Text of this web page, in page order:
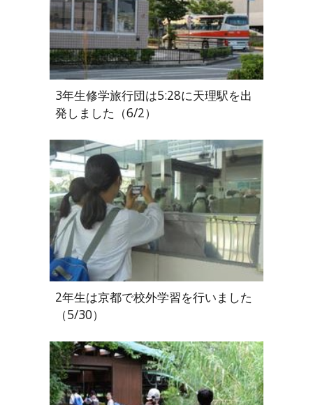
3年生修学旅行団は5:28に天理駅を出
発しました（6/2）
2年生は京都で校外学習を行いました
（5/30）